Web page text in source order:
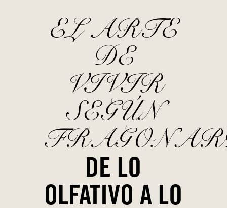
EL ARTE
DE
VIVIR
SEGÚN
DE LO
OLFATIVO A LO